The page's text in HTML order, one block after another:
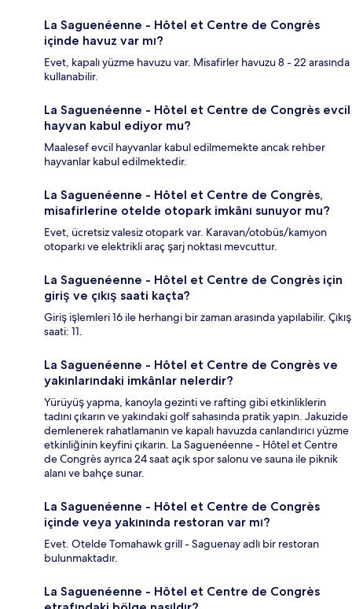
La Saguenéenne - Hôtel et Centre de Congrès
içinde havuz var mı?
Evet, kapalı yüzme havuzu var. Misafirler havuzu 8 - 22 arasında
kullanabilir.
La Saguenéenne - Hôtel et Centre de Congrès evcil
hayvan kabul ediyor mu?
Maalesef evcil hayvanlar kabul edilmemekte ancak rehber
hayvanlar kabul edilmektedir.
La Saguenéenne - Hôtel et Centre de Congrès,
misafirlerine otelde otopark imkânı sunuyor mu?
Evet, ücretsiz valesiz otopark var. Karavan/otobüs/kamyon
otoparkı ve elektrikli araç şarj noktası mevcuttur.
La Saguenéenne - Hôtel et Centre de Congrès için
giriş ve çıkış saati kaçta?
Giriş işlemleri 16 ile herhangi bir zaman arasında yapılabilir. Çıkış
saati: 11.
La Saguenéenne - Hôtel et Centre de Congrès ve
yakınlarındaki imkânlar nelerdir?
Yürüyüş yapma, kanoyla gezinti ve rafting gibi etkinliklerin
tadını çıkarın ve yakındaki golf sahasında pratik yapın. Jakuzide
demlenerek rahatlamanın ve kapalı havuzda canlandırıcı yüzme
etkinliğinin keyfini çıkarın. La Saguenéenne - Hôtel et Centre
de Congrès ayrıca 24 saat açık spor salonu ve sauna ile piknik
alanı ve bahçe sunar.
La Saguenéenne - Hôtel et Centre de Congrès
içinde veya yakınında restoran var mı?
Evet. Otelde Tomahawk grill - Saguenay adlı bir restoran
bulunmaktadır.
La Saguenéenne - Hôtel et Centre de Congrès